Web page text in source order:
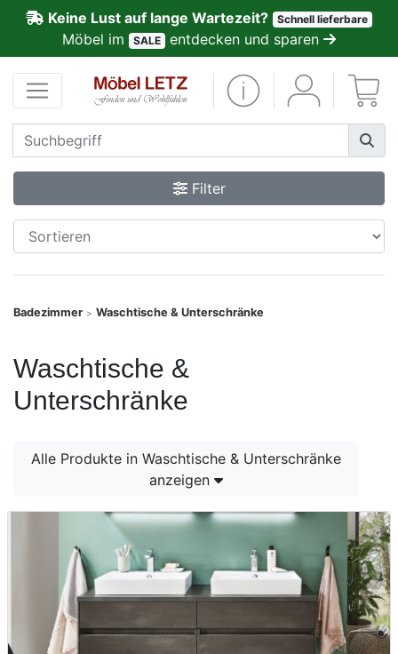
Keine Lust auf lange Wartezeit? Schnell lieferbare
Möbel im SALE entdecken und sparen
Filter
Badezimmer > Waschtische & Unterschränke
Waschtische &
Unterschränke
Alle Produkte in Waschtische & Unterschränke
anzeigen
Kundenmeinungen
Anmelden
PREMIUM
Schnell
lieferbar
SALE
Möbel-
Konfigurator
0%
Markenwelt
Letz-
Deals